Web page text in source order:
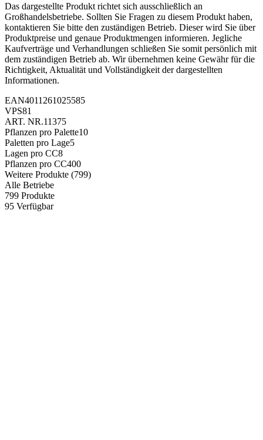
Das dargestellte Produkt richtet sich ausschließlich an
Großhandelsbetriebe. Sollten Sie Fragen zu diesem Produkt haben,
kontaktieren Sie bitte den zuständigen Betrieb. Dieser wird Sie über
Produktpreise und genaue Produktmengen informieren. Jegliche
Kaufverträge und Verhandlungen schließen Sie somit persönlich mit
dem zuständigen Betrieb ab. Wir übernehmen keine Gewähr für die
Richtigkeit, Aktualität und Vollständigkeit der dargestellten
Informationen.
EAN4011261025585
VPS81
ART. NR.11375
Pflanzen pro Palette10
Paletten pro Lage5
Lagen pro CC8
Pflanzen pro CC400
Weitere Produkte (799)
Alle Betriebe
799 Produkte
95 Verfügbar